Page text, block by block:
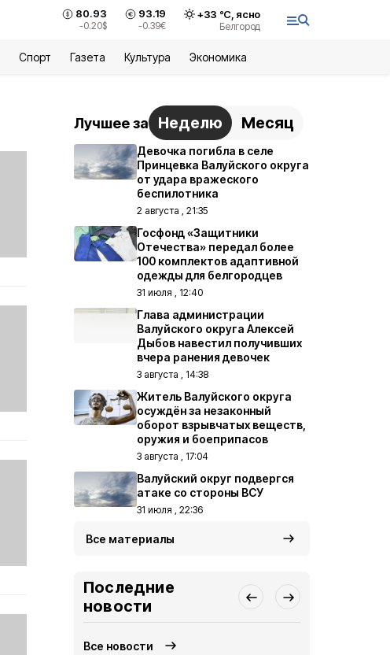
80.93
-0.20$
93.19
-0.39€
+33 °С, ясно
Белгород
Спорт Газета Культура Экономика
Лучшее за Неделю Месяц
Девочка погибла в селе
Принцевка Валуйского округа
от удара вражеского
беспилотника
2 августа , 21:35
Госфонд «Защитники
Отечества» передал более
100 комплектов адаптивной
одежды для белгородцев
31 июля , 12:40
Глава администрации
Валуйского округа Алексей
Дыбов навестил получивших
вчера ранения девочек
3 августа , 14:38
Житель Валуйского округа
осуждён за незаконный
оборот взрывчатых веществ,
оружия и боеприпасов
3 августа , 17:04
Валуйский округ подвергся
атаке со стороны ВСУ
31 июля , 22:36
Все материалы
Последние
новости
Все новости